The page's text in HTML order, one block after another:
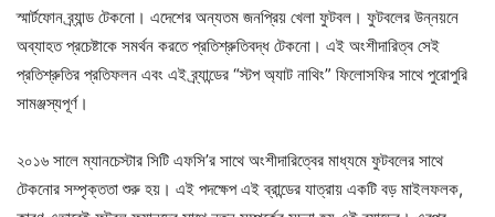
স্মার্টফোন ব্র্যান্ড টেকনো। এদেশের অন্যতম জনপ্রিয় খেলা ফুটবল। ফুটবলের উন্নয়নে
অব্যাহত প্রচেষ্টাকে সমর্থন করতে প্রতিশ্রুতিবদ্ধ টেকনো। এই অংশীদারিত্ব সেই
প্রতিশ্রুতির প্রতিফলন এবং এই ব্র্যান্ডের “স্টপ অ্যাট নাথিং” ফিলোসফির সাথে পুরোপুরি
সামঞ্জস্যপূর্ণ।
২০১৬ সালে ম্যানচেস্টার সিটি এফসি’র সাথে অংশীদারিত্বের মাধ্যমে ফুটবলের সাথে
টেকনোর সম্পৃক্ততা শুরু হয়। এই পদক্ষেপ এই ব্রান্ডের যাত্রায় একটি বড় মাইলফলক,